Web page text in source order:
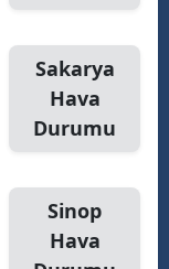
Sakarya
Hava
Durumu
Sinop
Hava